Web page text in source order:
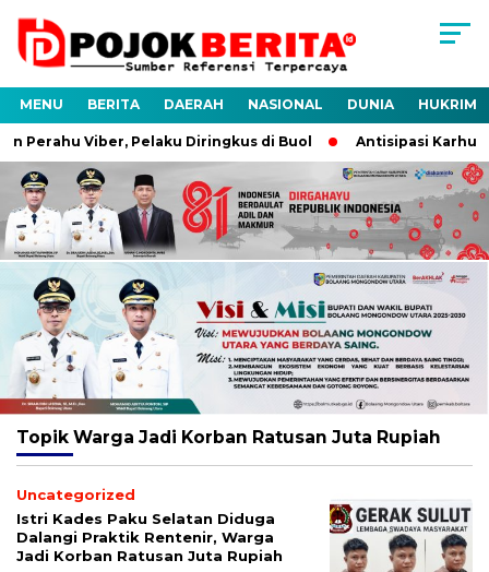
MENU BERITA DAERAH NASIONAL DUNIA HUKRIM
Perahu Viber, Pelaku Diringkus di Buol Antisipasi
Topik Warga Jadi Korban Ratusan Juta Rupiah
Uncategorized
Istri Kades Paku Selatan Diduga
Dalangi Praktik Rentenir, Warga
Jadi Korban Ratusan Juta Rupiah